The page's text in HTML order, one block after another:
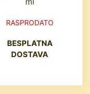
RASPRODATO
BESPLATNA
DOSTAVA